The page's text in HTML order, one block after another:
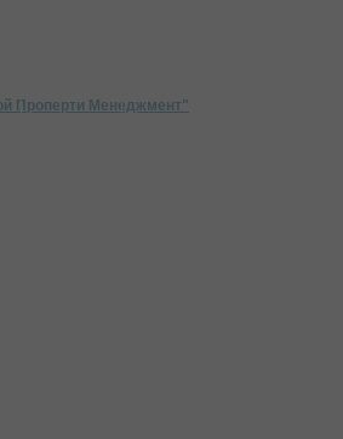
Проперти Менеджмент"